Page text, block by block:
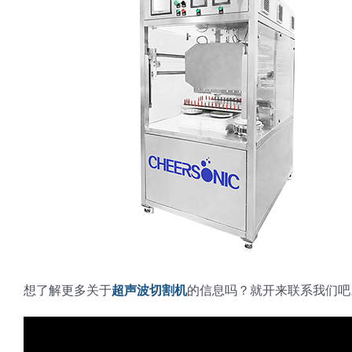
想了解更多关于超声波切割机的信息吗？就开来联系我们